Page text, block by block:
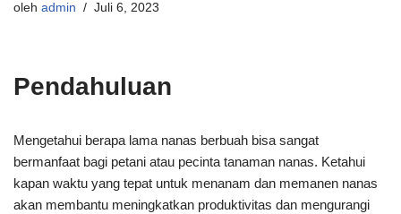
oleh admin Juli 6, 2023
Pendahuluan
Mengetahui berapa lama nanas berbuah bisa sangat
bermanfaat bagi petani atau pecinta tanaman nanas. Ketahui
kapan waktu yang tepat untuk menanam dan memanen nanas
akan membantu meningkatkan produktivitas dan mengurangi